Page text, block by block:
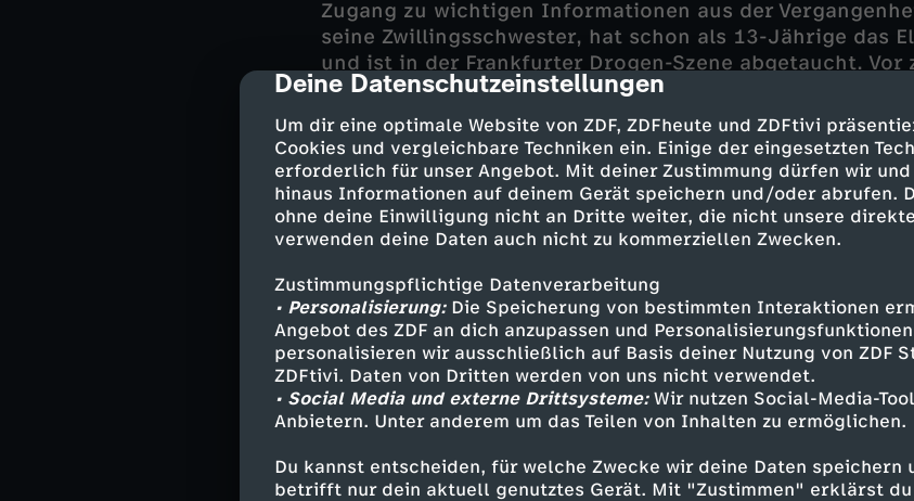
cmp-dialog-description
Deine Datenschutzeinstellungen
Um dir eine optimale Website von ZDF, ZDFheute und ZDFtivi
Cookies und vergleichbare Techniken ein. Einige der eingesetzten
erforderlich für unser Angebot. Mit deiner Zustimmung dürfen wir
hinaus Informationen auf deinem Gerät speichern und/oder abrufen.
ohne deine Einwilligung nicht an Dritte weiter, die nicht unsere
verwenden deine Daten auch nicht zu kommerziellen Zwecken.
Zustimmungspflichtige Datenverarbeitung
• Personalisierung:Die Speicherung von bestimmten Interaktionen
Angebot des ZDF an dich anzupassen und
personalisieren wir ausschließlich auf Basis deiner Nutzung von ZDF
ZDFtivi. Daten von Dritten werden von uns nicht verwendet.
• Social Media und externe Drittsysteme:Wir nutzen Social-Media-
Anbietern. Unter anderem um das Teilen von Inhalten zu ermöglichen.
Du kannst entscheiden, für welche Zwecke wir deine Daten
betrifft nur dein aktuell genutztes Gerät. Mit "Zustimmen" erklärst du
Zugang zu wichtigen Informationen aus der
seine Zwillingsschwester, hat schon als 13-Jährige das
und ist in der Frankfurter Drogen-Szene abgetaucht. Vor
sie beerdigt. Ihr Bruder ist nicht der einzige, der sich auf
Fingerabdrücke im Haus der Moderatorin führen Pia
Bodenstein zunächst auf die Spur von Dr. Kilian
Verteidiger der Road Kings, einer kriminellen
Frankfurter Rotlicht- und Drogenmilieu. Rothemund
Kinderschänder überführt und lebt seit seiner
Und auch Bernd Prinzler, ein ehemaliger Rocker aus
Visier der Kommissare.
Bei ihren Ermittlungen finden Pia Kirchhoff und Oliver
schließlich heraus, dass Hanna Herzmann an einer
Enthüllungsstory gearbeitet hat. Nach und nach stellt
bringen wollte.